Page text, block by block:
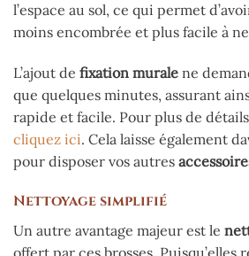
l’espace au sol, ce qui permet
moins encombrée et plus facile à
L’ajout de fixation murale ne
que quelques minutes, assurant
rapide et facile. Pour plus de
cliquez ici. Cela laisse également
pour disposer vos autres
Nettoyage simplifié
Un autre avantage majeur est le